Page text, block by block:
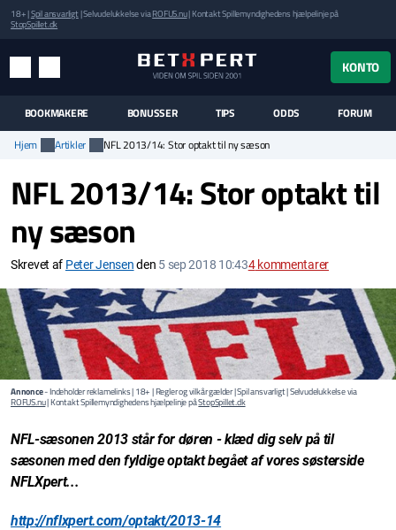
18+ |Spil ansvarligt| Selvudelukkelse viaROFUS.nu| Kontakt Spillemyndighedens hjælpelinje på
StopSpillet.dk
KONTO
MENUEN
BOOKMAKERE BONUSSER TIPS ODDS
FORUM
Hjem
Artikler NFL 2013/14: Stor optakt til ny sæson
NFL 2013/14: Stor optakt til
ny sæson
Skrevet af Peter Jensenden 5 sep 2018 10:434kommentarer
Annonce- Indeholder reklamelinks | 18+ | Regler og vilkår gælder | Spil ansvarligt | Selvudelukkelse via
ROFUS.nu| Kontakt Spillemyndighedens hjælpelinje påStopSpillet.dk
NFL-sæsonen 2013 står for døren - klæd dig selv på til
sæsonen med den fyldige optakt begået af vores søsterside
NFLXpert...
http://nflxpert.com/optakt/2013-14